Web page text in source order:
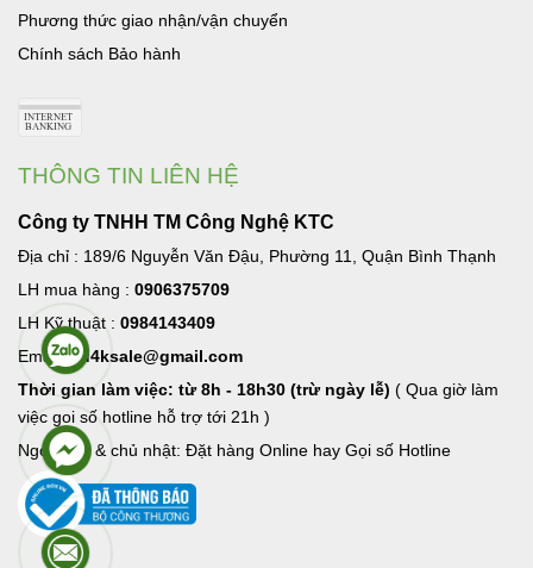
Phương thức giao nhận/vận chuyển
Chính sách Bảo hành
THÔNG TIN LIÊN HỆ
Công ty TNHH TM Công Nghệ KTC
Địa chỉ : 189/6 Nguyễn Văn Đậu, Phường 11, Quận Bình Thạnh
LH mua hàng : 0906375709
LH Kỹ thuật : 0984143409
Email:hd4ksale@gmail.com
Thời gian làm việc: từ 8h - 18h30 (trừ ngày lễ) ( Qua giờ làm
việc goi số hotline hỗ trợ tới 21h )
Ngoài giờ & chủ nhật: Đặt hàng Online hay Gọi số Hotline